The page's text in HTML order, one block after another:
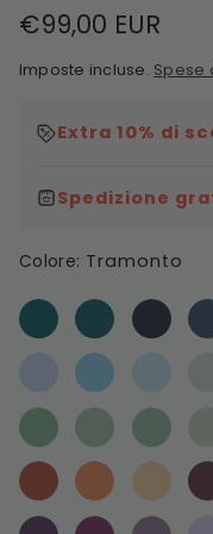
Prezzo
di
€99,00 EUR
Imposte incluse. Spese
Extra 10% di
Spedizione
Colore: Tramonto